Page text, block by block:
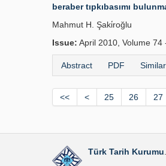
beraber tıpkıbasımı
Mahmut H. Şaki̇roğlu
Issue: April 2010, Volume 74
Abstract PDF
<< < 25 26 27
Türk Tarih Kurumu